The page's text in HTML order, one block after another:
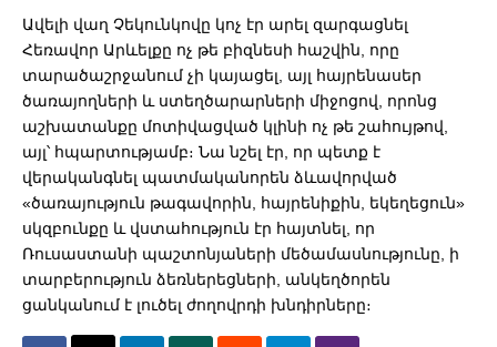
Ավելի վաղ Չեկունկովը կոչ էր արել զարգացնել
Հեռավոր Արևելքը ոչ թե բիզնեսի հաշվին, որը
տարածաշրջանում չի կայացել, այլ հայրենասեր
ծառայողների և ստեղծարարների միջոցով, որոնց
աշխատանքը մոտիվացված կլինի ոչ թե շահույթով,
այլ՝ հպարտությամբ։ Նա նշել էր, որ պետք է
վերականգնել պատմականորեն ձևավորված
«ծառայություն թագավորին, հայրենիքին, եկեղեցուն»
սկզբունքը և վստահություն էր հայտնել, որ
Ռուսաստանի պաշտոնյաների մեծամասնությունը, ի
տարբերություն ձեռներեցների, անկեղծորեն
ցանկանում է լուծել ժողովրդի խնդիրները։